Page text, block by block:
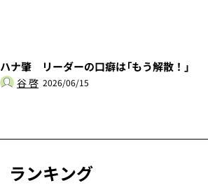
ハナ肇 リーダーの口癖は「もう解散！」
谷 啓 2026/06/15
ランキング